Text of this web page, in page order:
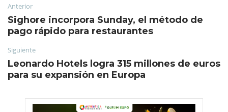
Anterior
Sighore incorpora Sunday, el método de
pago rápido para restaurantes
Siguiente
Leonardo Hotels logra 315 millones de euros
para su expansión en Europa